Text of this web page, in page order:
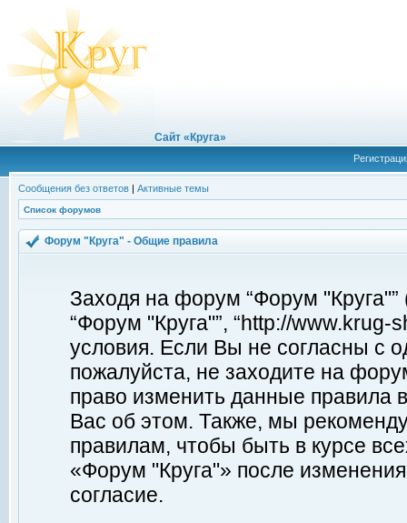
Сайт «Круга»
Сообщения без ответов | Активные темы
Список форумов
Форум "Круга" - Общие правила
Заходя на форум “Форум
“Форум "Круга"”, “http://
условия. Если Вы не согласны с
пожалуйста, не заходите на
право изменить данные правила
Вас об этом. Также, мы
правилам, чтобы быть в курсе
«Форум "Круга"» после
согласие.